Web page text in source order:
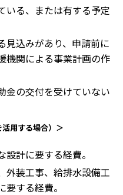
いる、または有する予定
見込みがあり、申請前に
機関による事業計画の作
金の交付を受けていない
用する場合）＞
計に要する経費。
外装工事、給排水設備工
する経費。